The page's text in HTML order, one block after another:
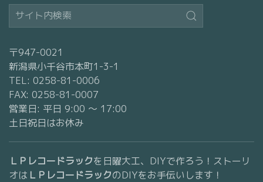
〒947-0021
新潟県小千谷市本町1-3-1
TEL: 0258-81-0006
FAX: 0258-81-0007
営業日: 平日 9:00 〜 17:00
土日祝日はお休み
ＬＰレコードラックを日曜大工、DIYで作ろう！ストーリ
オは ＬＰレコードラックのDIYをお手伝いします！